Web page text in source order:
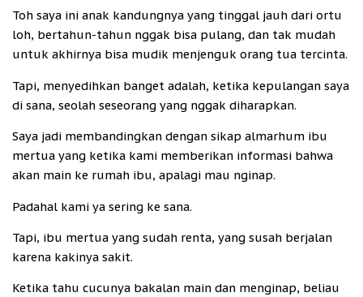
Toh saya ini anak kandungnya yang tinggal jauh dari ortu
loh, bertahun-tahun nggak bisa pulang, dan tak mudah
untuk akhirnya bisa mudik menjenguk orang tua tercinta.
Tapi, menyedihkan banget adalah, ketika kepulangan saya
di sana, seolah seseorang yang nggak diharapkan.
Saya jadi membandingkan dengan sikap almarhum ibu
mertua yang ketika kami memberikan informasi bahwa
akan main ke rumah ibu, apalagi mau nginap.
Padahal kami ya sering ke sana.
Tapi, ibu mertua yang sudah renta, yang susah berjalan
karena kakinya sakit.
Ketika tahu cucunya bakalan main dan menginap, beliau